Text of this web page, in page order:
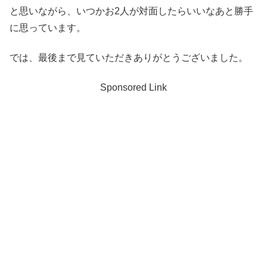
と思いながら、いつかお2人が対面したらいいなあと勝手
に思っています。
では、最後まで見ていただきありがとうございました。
Sponsored Link